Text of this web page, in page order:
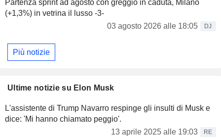
Partenza sprint ad agosto con greggio in caduta, Milano
(+1,3%) in vetrina il lusso -3-
03 agosto 2026 alle 18:05
DJ
Più notizie
Ultime notizie su Elon Musk
L'assistente di Trump Navarro respinge gli insulti di Musk e
dice: 'Mi hanno chiamato peggio'.
13 aprile 2025 alle 19:03
RE